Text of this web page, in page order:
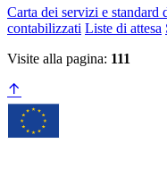
Carta dei servizi e standard
contabilizzati Liste di attesa
Visite alla pagina: 111